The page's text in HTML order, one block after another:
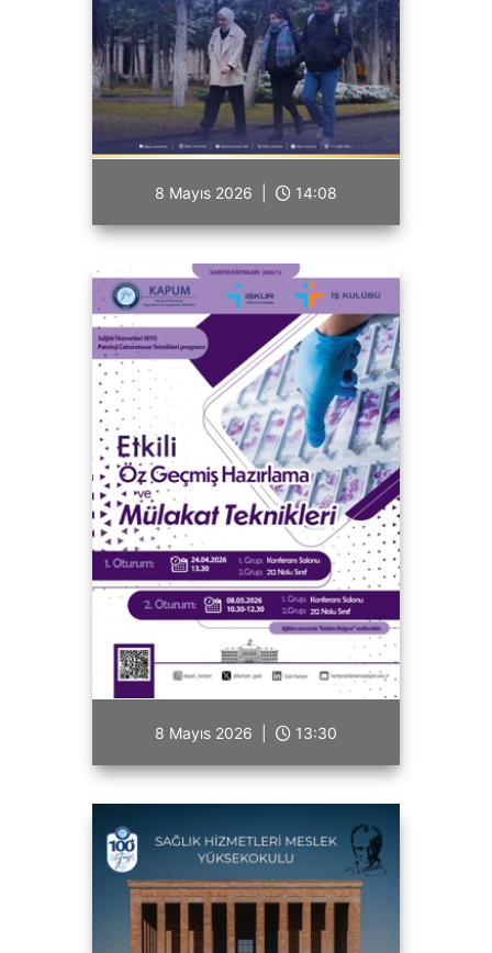
8 Mayıs 2026 | 14:08
8 Mayıs 2026 | 13:30